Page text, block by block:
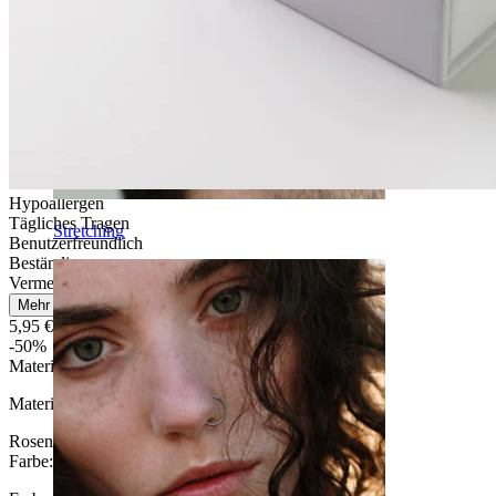
Stretching
Hypoallergen
Tägliches Tragen
Benutzerfreundlich
Beständig
Vermeide Wasserkontakt
Mehr lesen
5,95 €11,90 €
-50%
Material:
Material auswählen
Rosenholz / MessingEbenholz / Messing
Farbe: